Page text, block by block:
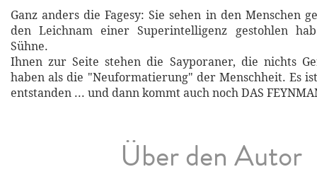
Ganz anders die Fagesy: Sie sehen in den Menschen
den Leichnam einer Superintelligenz gestohlen
Sühne.
Ihnen zur Seite stehen die Sayporaner, die nichts
haben als die "Neuformatierung" der Menschheit. Es
entstanden ... und dann kommt auch noch DAS
Über den Autor